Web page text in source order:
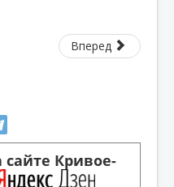
Вперед
Кривое-